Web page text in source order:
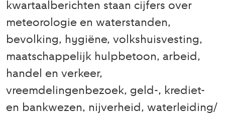
kwartaalberichten staan cijfers over
meteorologie en waterstanden,
bevolking, hygiëne, volkshuisvesting,
maatschappelijk hulpbetoon, arbeid,
handel en verkeer,
vreemdelingenbezoek, geld-, krediet-
en bankwezen, nijverheid, waterleiding/